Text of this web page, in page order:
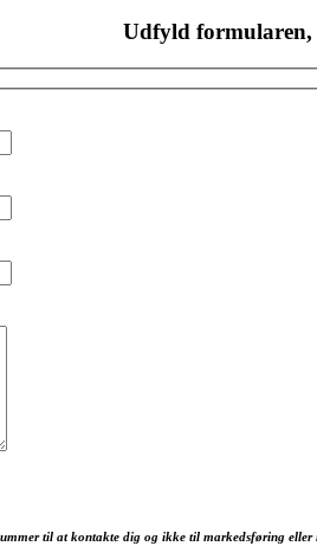
Udfyld
til at kontakte dig og ikke til markedsføring eller